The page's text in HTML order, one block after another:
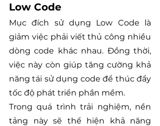
Low Code
Mục đích sử dụng Low Code là
giảm việc phải viết thủ công nhiều
dòng code khác nhau. Đồng thời,
việc này còn giúp tăng cường khả
năng tái sử dụng code để thúc đẩy
tốc độ phát triển phần mềm.
Trong quá trình trải nghiệm, nền
tảng này sẽ thể hiện khả năng